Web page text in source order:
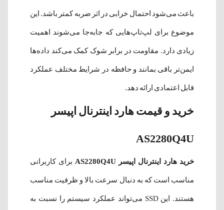
باعث می‌شود احتمال خرابی در اثر ضربه کمتر باشد. این
موضوع برای لپ‌تاپ‌هایی که جابه‌جا می‌شوند اهمیت
زیادی دارد. مقاومت در برابر شوک کمک می‌کند داده‌ها
ایمن‌تر باقی بمانند و حافظه در شرایط مختلف عملکرد
قابل اعتمادی ارائه دهد.
خرید و قیمت هارد اینترنال اپیسر
AS2280Q4U
خرید هارد اینترنال اپیسر AS2280Q4U برای کاربرانی
مناسب است که به دنبال سرعت بالا و ظرفیت مناسب
هستند. این SSD می‌تواند عملکرد سیستم را نسبت به